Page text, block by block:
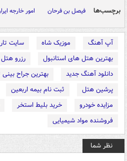
برچسب‌ها فیصل بن فرحان امور خارجه
آپ آهنگ موزیک شاه
سایت
بهترین هتل های استانبول
رزرو هتل
دانلود آهنگ جدید
بهترین جراح
پرشین هتل
ثبت نام بیمه اربعین
مزایده خودرو
خرید بلیط استخر
فروشنده مواد شیمیایی
نظر شما